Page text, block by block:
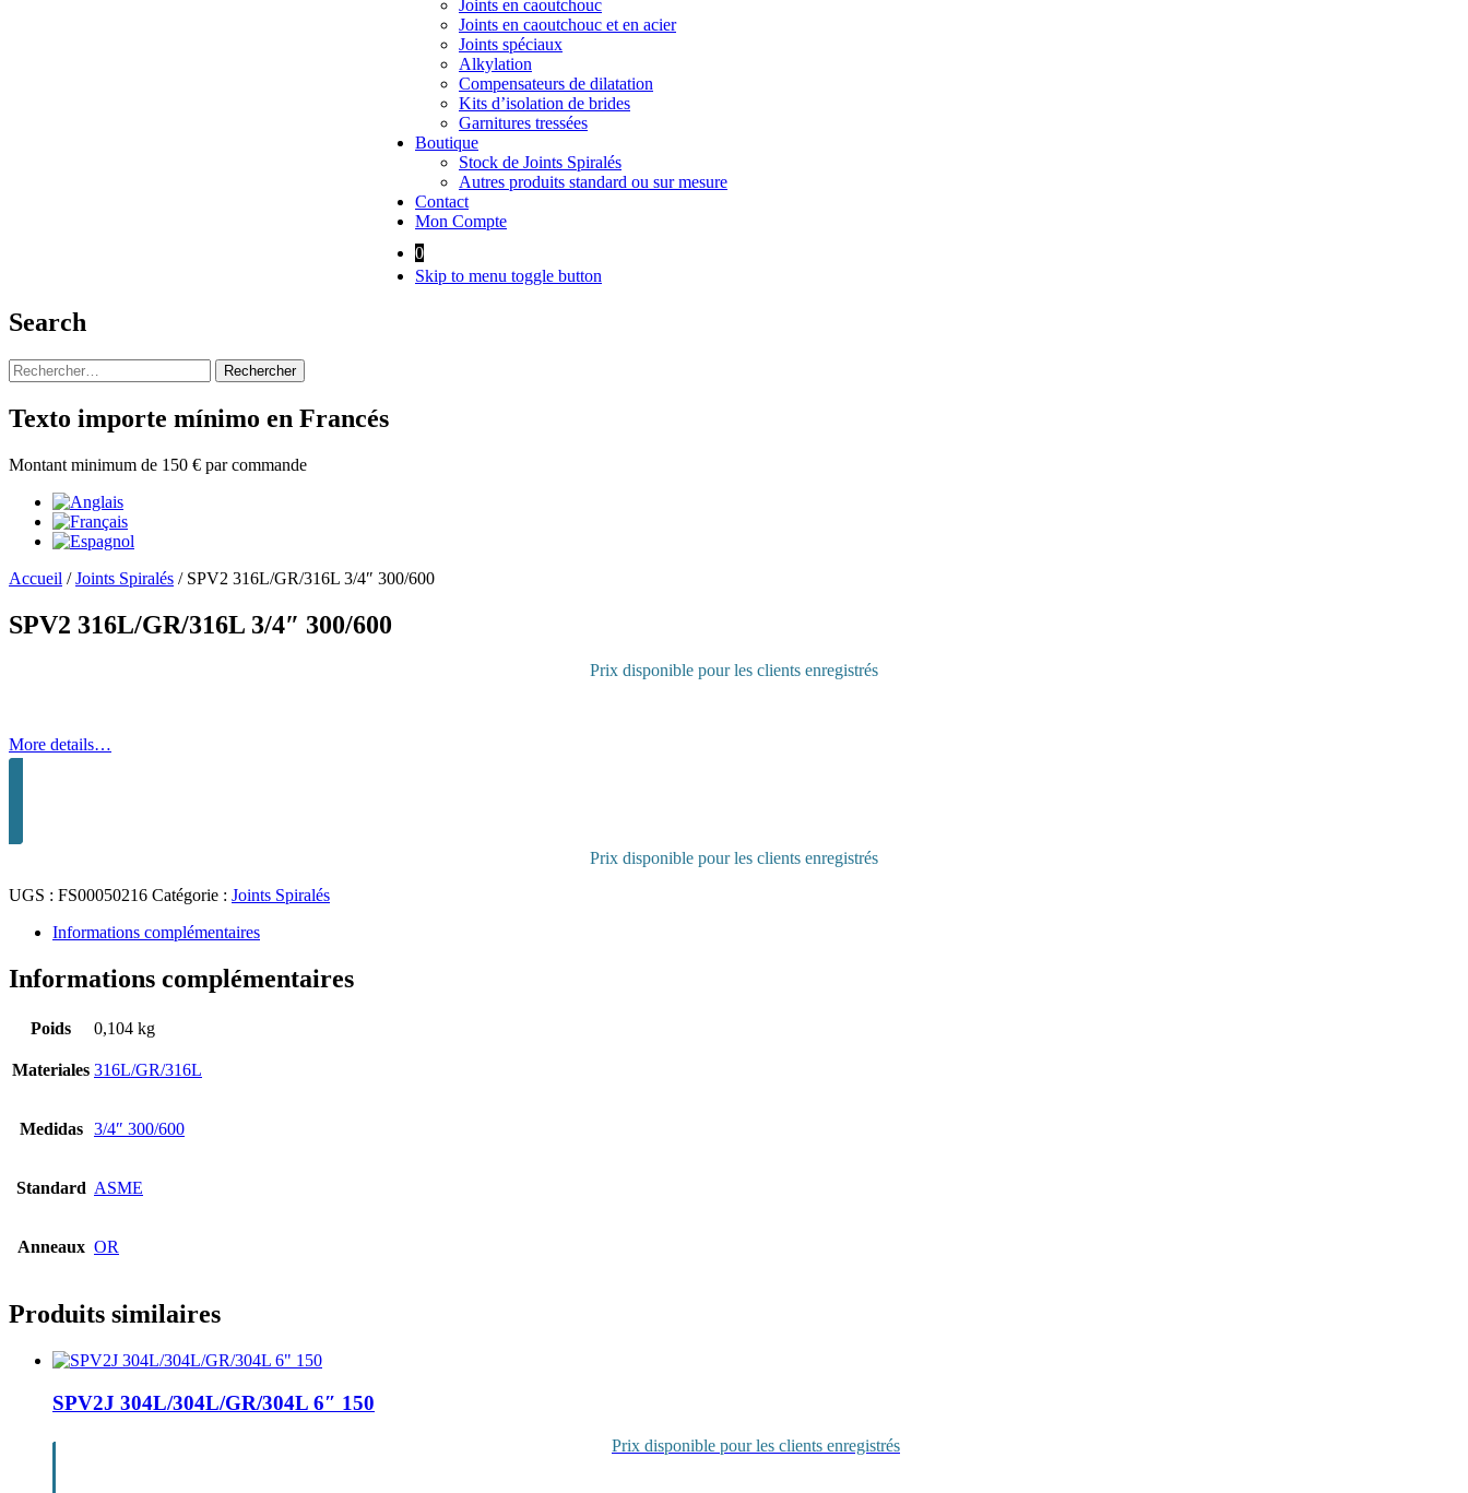
Joints en caoutchouc
Joints en caoutchouc et en acier
Joints spéciaux
Alkylation
Compensateurs de dilatation
Kits d’isolation de brides
Garnitures tressées
Boutique
Stock de Joints Spiralés
Autres produits standard ou sur mesure
Contact
Mon Compte
0
Skip to menu toggle button
Search
Rechercher :
Texto importe mínimo en Francés
Montant minimum de 150 € par commande
Accueil /Joints Spiralés / SPV2 316L/GR/316L 3/4″ 300/600
SPV2 316L/GR/316L 3/4″ 300/600
Prix disponible pour les clients enregistrés
More details…
Prix disponible pour les clients enregistrés
UGS : FS00050216 Catégorie : Joints Spiralés
Informations complémentaires
Informations complémentaires
Poids 0,104 kg
Materiales 316L/GR/316L
Medidas 3/4″ 300/600
Standard ASME
Anneaux OR
Produits similaires
SPV2J 304L/304L/GR/304L 6″ 150
Prix disponible pour les clients enregistrés